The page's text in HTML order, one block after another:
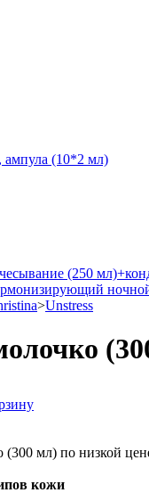
ампула (10*2 мл)
(250
>Unstress
мл) по низкой
кожи